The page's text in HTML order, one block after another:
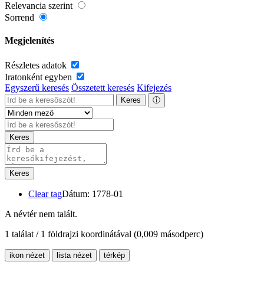
Relevancia szerint
Sorrend
Megjelenítés
Részletes adatok
Iratonként egyben
Egyszerű keresés Összetett keresés Kifejezés
Keres ⓘ
Keres
Keres
Clear tagDátum: 1778-01
A névtér nem talált.
1 találat / 1 földrajzi koordinátával (0,009 másodperc)
ikon nézet lista nézet térkép